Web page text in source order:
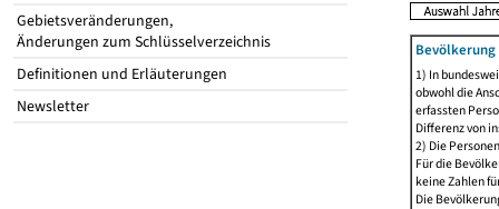
Gebietsveränderungen,
Änderungen zum Schlüsselverzeichnis
Definitionen und Erläuterungen
Newsletter
1) In
obwohl die
erfassten
Differenz von
2) Die
Für die
keine Zahlen
Die